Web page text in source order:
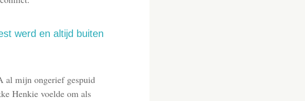
werd en altijd buiten
al mijn ongerief gespuid
Henkie voelde om als